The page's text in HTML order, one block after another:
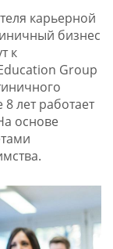
карьерной
бизнес
к
Group
лет работает
основе